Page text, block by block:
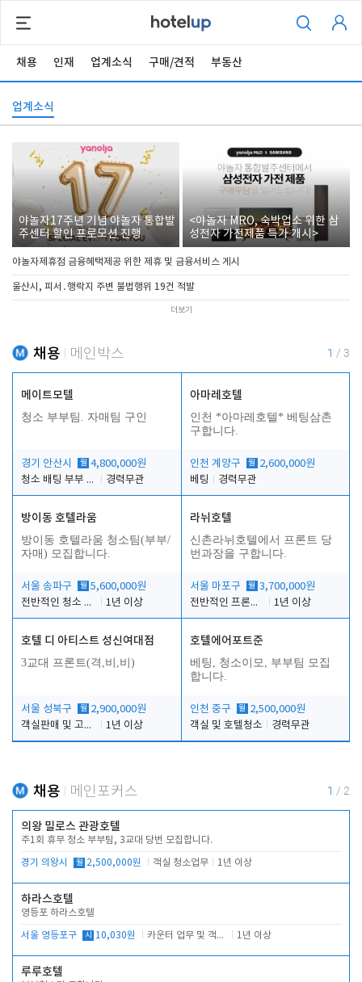
채용 인재 업계소식 구매/견적 부동산
업계소식
야놀자17주년 기념 야놀자 통합발
주센터 할인 프로모션 진행
<야놀자 MRO, 숙박업소 위한 삼
성전자 가전제품 특가 개시>
야놀자제휴점 금융혜택제공 위한 제휴 및 금융서비스 게시
울산시, 피서․행락지 주변 불법행위 19건 적발
더보기
채용 메인박스 1 / 3
메이트모텔
청소 부부팀. 자매팀 구인
경기 안산시 월 4,800,000원
청소 배팅 부부 구합니다
경력무관
아마레호텔
인천 *아마레호텔* 베팅삼촌
구합니다.
인천 계양구 월 2,600,000원
베팅
경력무관
방이동 호텔라움
방이동 호텔라움 청소팀(부부/
자매) 모집합니다.
서울 송파구 월 5,600,000원
전반적인 청소 업무(객실청소.객실정리)
1년 이상
라뉘호텔
신촌라뉘호텔에서 프론트 당
번과장을 구합니다.
서울 마포구 월 3,700,000원
전반적인 프론트 당번업무
1년 이상
호텔 디 아티스트 성신여대점
3교대 프론트(격,비,비)
서울 성북구 월 2,900,000원
객실판매 및 고객응대
1년 이상
호텔에어포트준
베팅, 청소이모, 부부팀 모집
합니다.
인천 중구 월 2,500,000원
객실 및 호텔청소
경력무관
채용 메인포커스 1 / 2
의왕 밀로스 관광호텔
주1회 휴무 청소 부부팀, 3교대 당번 모집합니다.
경기 의왕시 월 2,500,000원 객실 청소업무 1년 이상
하라스호텔
영등포 하라스호텔
서울 영등포구 시 10,030원 카운터 업무 및 객실관리(청소상태 확인, 객실판매) 1년 이상
루루호텔